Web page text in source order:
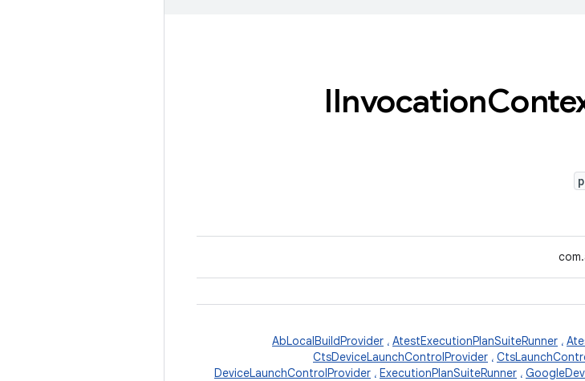
AbLocalBuildProvider ، AtestExecutionPlanSuiteRunner ،
CtsDeviceLaunchControlProvider ،
DeviceLaunchControlProvider ، ExecutionPlanSuiteRunner ،